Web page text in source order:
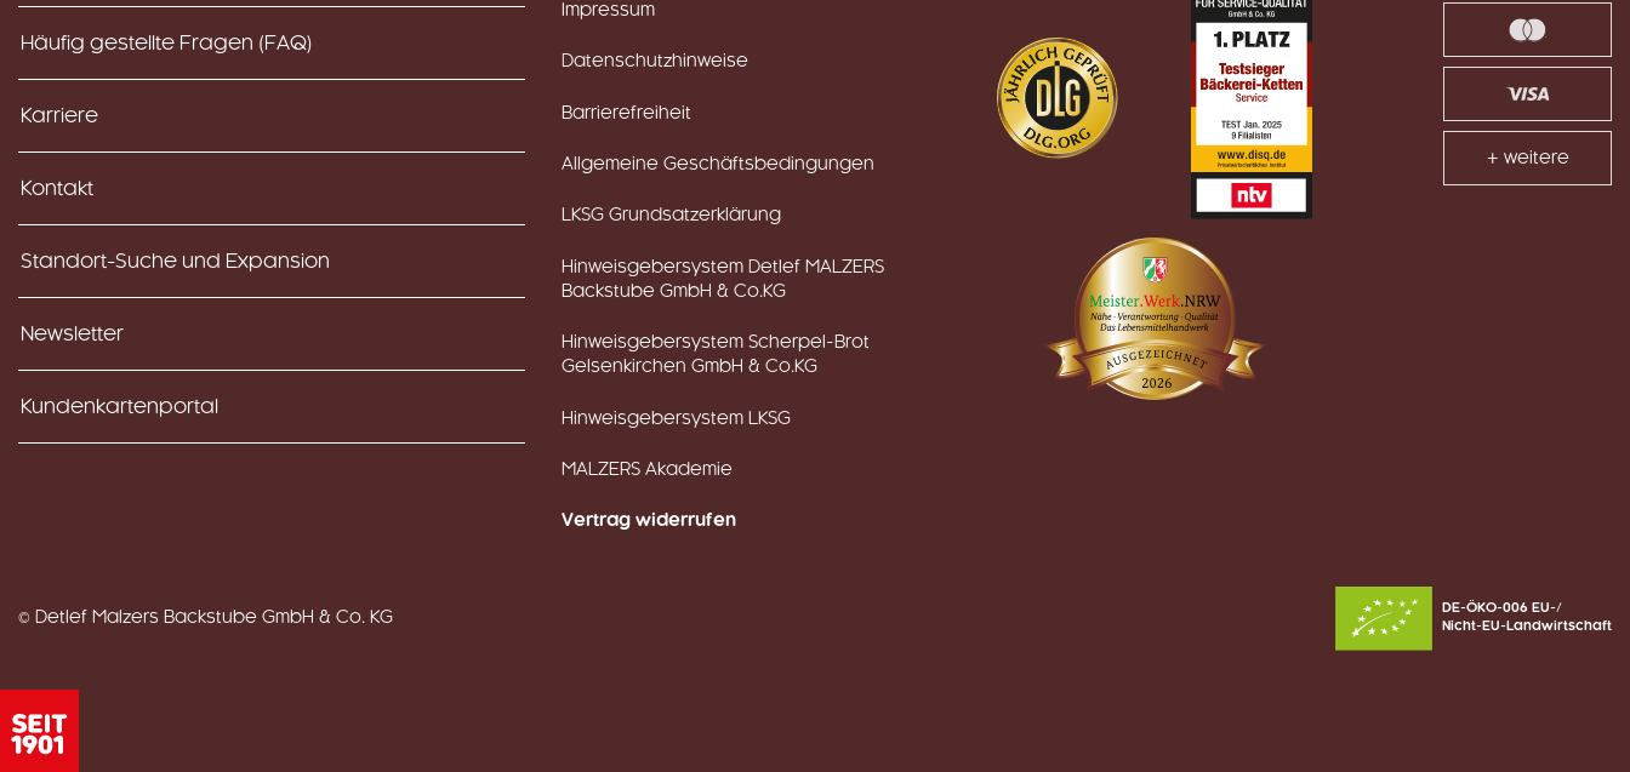
Häufig gestellte Fragen (FAQ)
Karriere
Kontakt
Standort-Suche und Expansion
Newsletter
Kundenkartenportal
+ weitere
Impressum
Datenschutzhinweise
Barrierefreiheit
Allgemeine Geschäftsbedingungen
LKSG Grundsatzerklärung
Hinweisgebersystem Detlef MALZERS
Backstube GmbH & Co.KG
Hinweisgebersystem Scherpel-Brot
Gelsenkirchen GmbH & Co.KG
Hinweisgebersystem LKSG
MALZERS Akademie
Vertrag widerrufen
DE-ÖKO-006 EU-/
Nicht-EU-Landwirtschaft
© Detlef Malzers Backstube GmbH & Co. KG